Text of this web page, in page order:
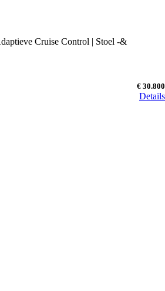
Cruise Control | Stoel -&
€ 30.800
Details